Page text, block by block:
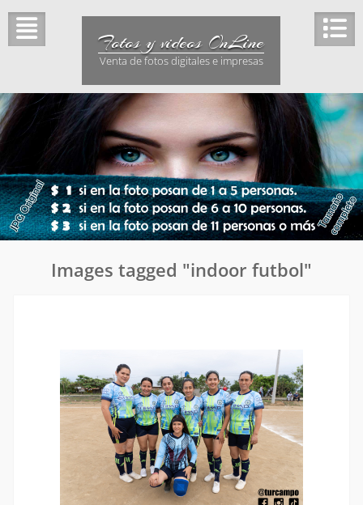
contenido
Fotos y videos OnLine
Venta de fotos digitales e impresas
Images tagged "indoor futbol"